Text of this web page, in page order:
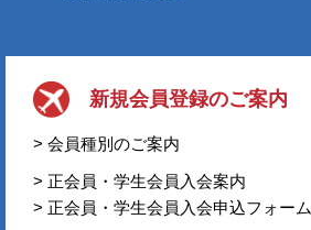
新規会員登録のご案内
> 会員種別のご案内
> 正会員・学生会員入会案内
> 正会員・学生会員入会申込フォーム